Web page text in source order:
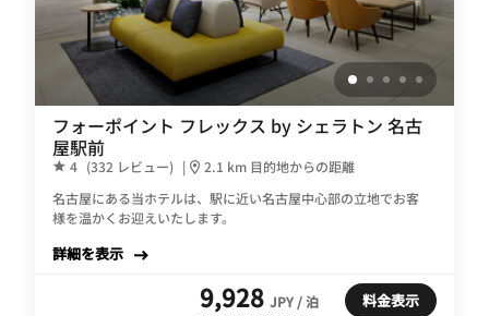
フォーポイント フレックス by シェラトン 名古
屋駅前
4 (332 レビュー) |
2.1 km 目的地からの距離
名古屋にある当ホテルは、駅に近い名古屋中心部の立地でお客
様を温かくお迎えいたします。
詳細を表示
9,928 JPY / 泊
料金表示